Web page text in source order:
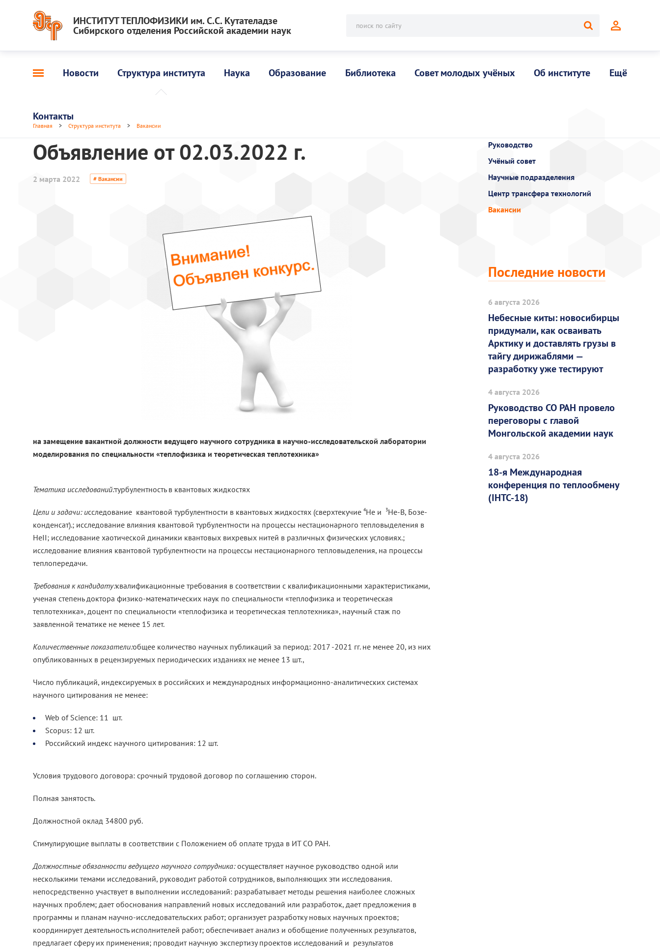
ИНСТИТУТ ТЕПЛОФИЗИКИ им. С.С. Кутателадзе
Сибирского отделения Российской академии наук поиск по сайту
Новости Структура института Наука Образование Библиотека Совет молодых учёных Об институте Ещё
Контакты
Главная > Структура института > Вакансии
Объявление от 02.03.2022 г.
2 марта 2022 # Вакансии
на замещение вакантной должности ведущего научного сотрудника в научно-исследовательской лаборатории
моделирования по специальности «теплофизика и теоретическая теплотехника»
Тематика исследований:турбулентность в квантовых жидкостях
Цели и задачи: исследование квантовой турбулентности в квантовых жидкостях (сверхтекучие4He и 3He-B, Бозе-
конденсат).; исследование влияния квантовой турбулентности на процессы нестационарного тепловыделения в
HeII; исследование хаотической динамики квантовых вихревых нитей в различных физических условиях.;
исследование влияния квантовой турбулентности на процессы нестационарного тепловыделения, на процессы
теплопередачи.
Требования к кандидату:квалификационные требования в соответствии с квалификационными характеристиками,
ученая степень доктора физико-математических наук по специальности «теплофизика и теоретическая
теплотехника», доцент по специальности «теплофизика и теоретическая теплотехника», научный стаж по
заявленной тематике не менее 15 лет.
Количественные показатели:общее количество научных публикаций за период: 2017 -2021 гг. не менее 20, из них
опубликованных в рецензируемых периодических изданиях не менее 13 шт.,
Число публикаций, индексируемых в российских и международных информационно-аналитических системах
научного цитирования не менее:
Web of Science: 11 шт.
Scopus: 12 шт.
Российский индекс научного цитирования: 12 шт.
Условия трудового договора: срочный трудовой договор по соглашению сторон.
Полная занятость.
Должностной оклад 34800 руб.
Стимулирующие выплаты в соответствии с Положением об оплате труда в ИТ СО РАН.
Должностные обязанности ведущего научного сотрудника:осуществляет научное руководство одной или
несколькими темами исследований, руководит работой сотрудников, выполняющих эти исследования.
непосредственно участвует в выполнении исследований: разрабатывает методы решения наиболее сложных
научных проблем; дает обоснования направлений новых исследований или разработок, дает предложения в
программы и планам научно-исследовательских работ; организует разработку новых научных проектов;
координирует деятельность исполнителей работ; обеспечивает анализ и обобщение полученных результатов,
предлагает сферу их применения; проводит научную экспертизу проектов исследований и результатов
Руководство
Учёный совет
Научные подразделения
Центр трансфера технологий
Вакансии
Последние новости
6 августа 2026
Небесные киты: новосибирцы
придумали, как осваивать
Арктику и доставлять грузы в
тайгу дирижаблями —
разработку уже тестируют
4 августа 2026
Руководство СО РАН провело
переговоры с главой
Монгольской академии наук
4 августа 2026
18-я Международная
конференция по теплообмену
(IHTC-18)